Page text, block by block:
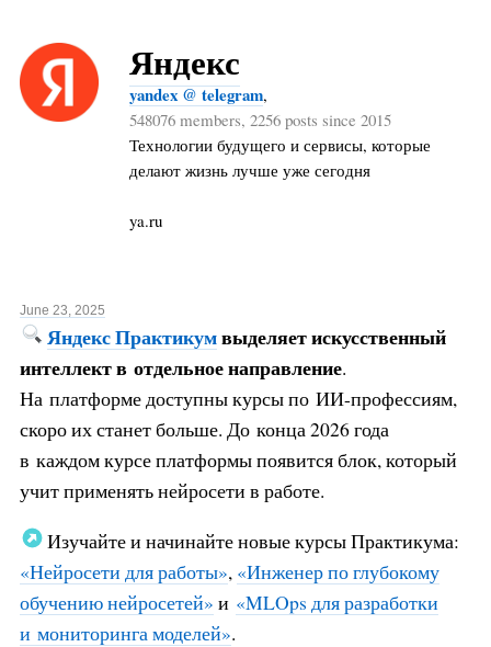
Яндекс
yandex @ telegram,
548076 members, 2256 posts since 2015
Технологии будущего и сервисы, которые
делают жизнь лучше уже сегодня
ya.ru
June 23, 2025
Яндекс Практикумвыделяет искусственный
интеллект в отдельное направление.
На платформе доступны курсы по ИИ-профессиям,
скоро их станет больше. До конца 2026 года
в каждом курсе платформы появится блок, который
учит применять нейросети в работе.
Изучайте и начинайте новые курсы Практикума:
«Нейросети для работы», «Инженер по глубокому
обучению нейросетей» и «MLOps для разработки
и мониторинга моделей».